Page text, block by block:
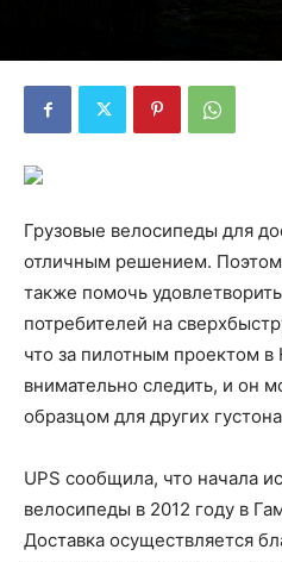
Грузовые велосипеды для
отличным решением.
также помочь
потребителей на
что за пилотным проектом
внимательно следить, и он
образцом для других
UPS сообщила, что начала
велосипеды в 2012 году в
Доставка осуществляется